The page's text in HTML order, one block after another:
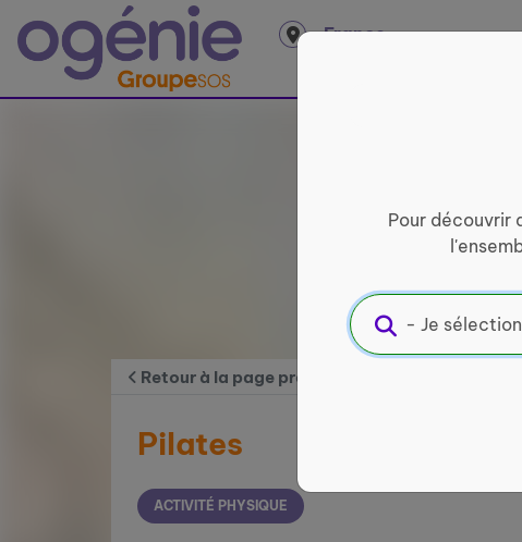
France
Pour découvrir
Retour à la page précédente
Pilates
ACTIVITÉ PHYSIQUE
Panneau de gestion des cookies